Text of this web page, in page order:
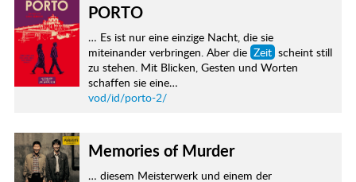
PORTO
… Es ist nur eine einzige Nacht, die sie
miteinander verbringen. Aber die Zeit scheint still
zu stehen. Mit Blicken, Gesten und Worten
schaffen sie eine…
vod/id/porto-2/
Memories of Murder
… diesem Meisterwerk und einem der